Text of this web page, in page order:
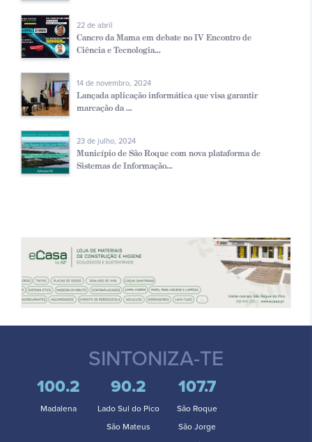
22 de abril
Cancro da Mama em debate no IV Encontro de
Ciência e Tecnologia...
14 de novembro, 2024
Lançada aplicação informática que visa garantir
marcação da ...
23 de julho, 2024
Município de São Roque com nova plataforma de
Sistemas de Informação...
SINTONIZA-TE
100.2
Madalena
90.2
Lado Sul do Pico
São Mateus
107.7
São Roque
São Jorge